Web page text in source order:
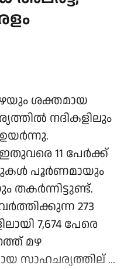
ശക്തമായ
നദികളിലും
ഇതുവരെ 11 പേര്‍ക്ക്
പൂര്‍ണമായും
തകര്‍ന്നിട്ടുണ്ട്.
273
7,674 പേരെ
മഴ
സാഹചര്യത്തില് ...